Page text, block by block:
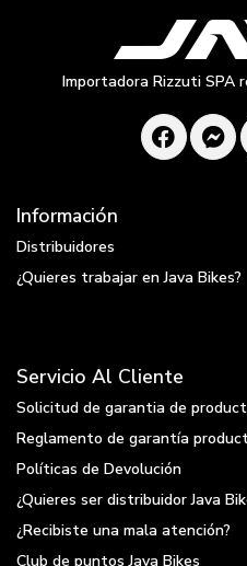
Importadora Rizzuti SPA
Información
Distribuidores
¿Quieres trabajar en Java Bikes?
Servicio Al Cliente
Solicitud de garantia de
Reglamento de garantía
Políticas de Devolución
¿Quieres ser distribuidor Java
¿Recibiste una mala atención?
Club de puntos Java Bikes